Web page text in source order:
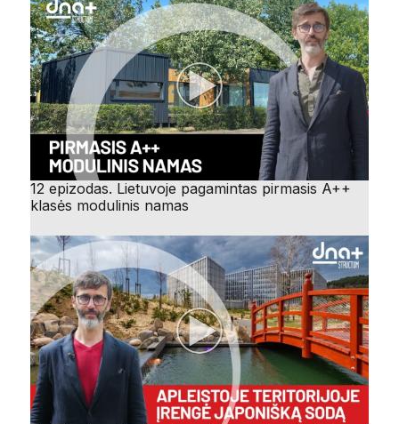
12 epizodas. Lietuvoje pagamintas pirmasis A++
klasės modulinis namas